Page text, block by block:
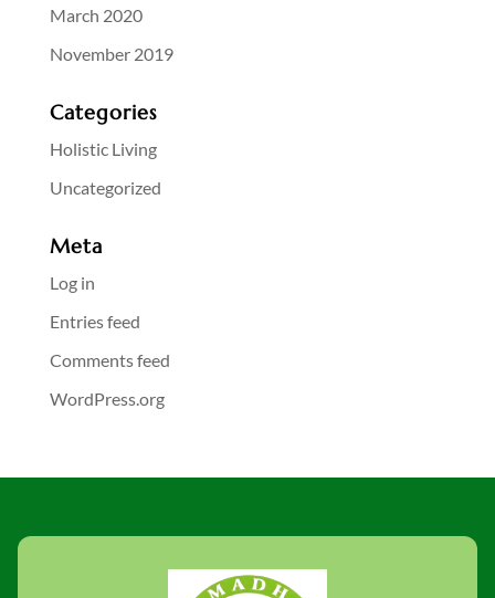
March 2020
November 2019
Categories
Holistic Living
Uncategorized
Meta
Log in
Entries feed
Comments feed
WordPress.org